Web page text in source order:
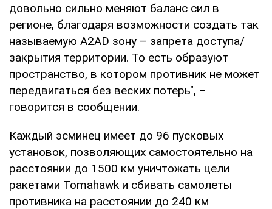
довольно сильно меняют баланс сил в
регионе, благодаря возможности создать так
называемую A2AD зону – запрета доступа/
закрытия территории. То есть образуют
пространство, в котором противник не может
передвигаться без веских потерь", –
говорится в сообщении.
Каждый эсминец имеет до 96 пусковых
установок, позволяющих самостоятельно на
расстоянии до 1500 км уничтожать цели
ракетами Tomahawk и сбивать самолеты
противника на расстоянии до 240 км